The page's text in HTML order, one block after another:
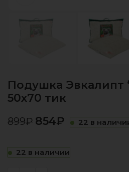
Подушка Эвкалипт
50х70 тик
899₽ 854₽ 22 в
22 в наличии